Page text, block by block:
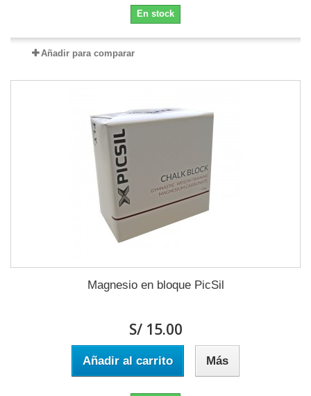
En stock
Añadir para comparar
Magnesio en bloque PicSil
S/ 15.00
Añadir al carrito Más